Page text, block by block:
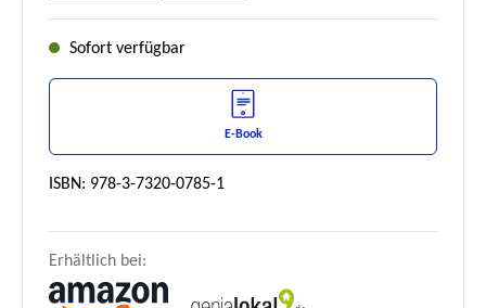
Sofort verfügbar
E-Book
ISBN: 978-3-7320-0785-1
Erhältlich bei: